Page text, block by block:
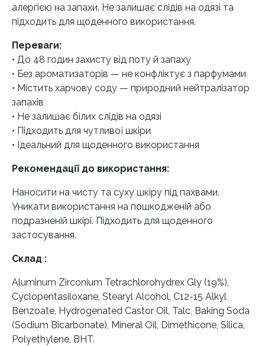
алергією на запахи. Не залишає слідів на одязі та
підходить для щоденного використання.
Переваги:
• До 48 годин захисту від поту й запаху
• Без ароматизаторів — не конфліктує з парфумами
• Містить харчову соду — природний нейтралізатор
запахів
• Не залишає білих слідів на одязі
• Підходить для чутливої шкіри
• Ідеальний для щоденного використання
Рекомендації до використання:
Наносити на чисту та суху шкіру під пахвами.
Уникати використання на пошкодженій або
подразненій шкірі. Підходить для щоденного
застосування.
Склад :
Aluminum Zirconium Tetrachlorohydrex Gly (19%),
Cyclopentasiloxane, Stearyl Alcohol, C12-15 Alkyl
Benzoate, Hydrogenated Castor Oil, Talc, Baking Soda
(Sodium Bicarbonate), Mineral Oil, Dimethicone, Silica,
Polyethylene, BHT.